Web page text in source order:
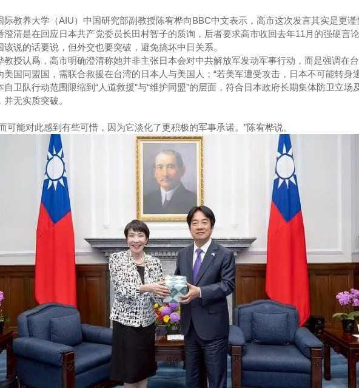
际教养大学（AIU）中国研究部副教授陈宥桦向BBC中文表示，高市这次发言其实是更谨
澄清是在回应日本共产党委员长田村智子的质询，后者要求高市收回去年11月的强硬言
该说的话要说，但外交也要突破，避免搞坏中日关系。
教授认爲，高市明确澄清称她并非主张日本会对中共解放军发动军事行动，而是强调在
美国同盟国，需联合救援在台湾的日本人与美国人；“若美军遭受攻击，日本不可能转身
自卫队行动范围限缩到“人道救援”与“维护同盟”的层面，符合日本政府长期集体防卫立场
无实质突破。
可能对此感到有些可惜，因为它淡化了更积极的军事承诺。”陈宥桦说。